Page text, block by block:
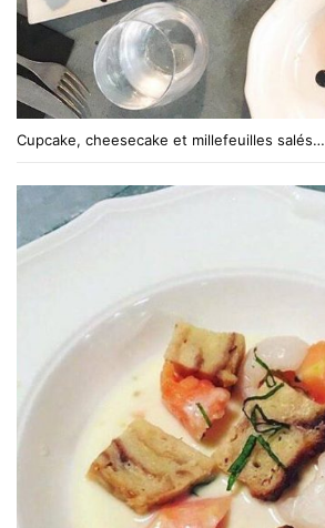
Cupcake, cheesecake et millefeuilles salés…